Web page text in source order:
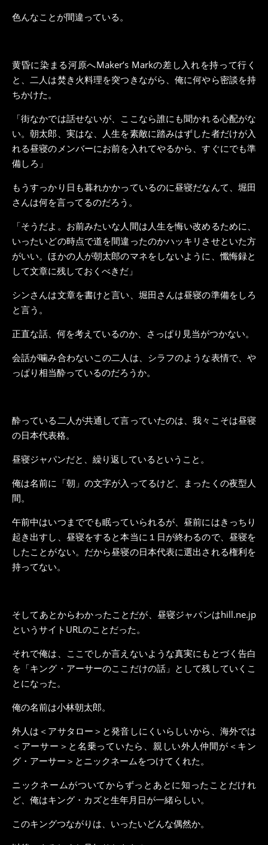
色んなことが間違っている。
黄昏に染まる河原へMaker’s Markの差し入れを持って行く
と、二人は焚き火料理を突つきながら、俺に何やら密談を持
ちかけた。
「街なかでは話せないが、ここなら誰にも聞かれる心配がな
い。朝太郎、実はな、人生を素敵に踏みはずした者だけが入
れる昼寝のメンバーにお前を入れてやるから、すぐにでも準
備しろ」
もうすっかり日も暮れかかっているのに昼寝だなんて、堀田
さんは何を言ってるのだろう。
「そうだよ。お前みたいな人間は人生を悔い改めるために、
いったいどの時点で道を間違ったのかハッキリさせといた方
がいい。ほかの人が朝太郎のマネをしないように、懺悔録と
して文章に残しておくべきだ」
シンさんは文章を書けと言い、堀田さんは昼寝の準備をしろ
と言う。
正直な話、何を考えているのか、さっぱり見当がつかない。
会話が噛み合わないこの二人は、シラフのような表情で、や
っぱり相当酔っているのだろうか。
酔っている二人が共通して言っていたのは、我々こそは昼寝
の日本代表格。
昼寝ジャパンだと、繰り返しているということ。
俺は名前に「朝」の文字が入ってるけど、まったくの夜型人
間。
午前中はいつまででも眠っていられるが、昼前にはきっちり
起き出すし、昼寝をすると本当に１日が終わるので、昼寝を
したことがない。だから昼寝の日本代表に選出される権利を
持ってない。
そしてあとからわかったことだが、昼寝ジャパンはhill.ne.jp
というサイトURLのことだった。
それで俺は、ここでしか言えないような真実にもとづく告白
を「キング・アーサーのここだけの話」として残していくこ
とになった。
俺の名前は小林朝太郎。
外人は＜アサタロー＞と発音しにくいらしいから、海外では
＜アーサー＞と名乗っていたら、親しい外人仲間が＜キン
グ・アーサー＞とニックネームをつけてくれた。
ニックネームがついてからずっとあとに知ったことだけれ
ど、俺はキング・カズと生年月日が一緒らしい。
このキングつながりは、いったいどんな偶然か。